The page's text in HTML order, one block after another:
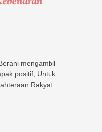
mengambil
positif, Untuk
Rakyat.